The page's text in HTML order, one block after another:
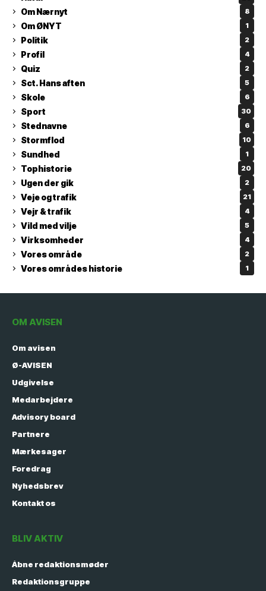
Om Nærnyt 8
Om ØNYT 1
Politik 2
Profil 4
Quiz 2
Sct. Hans aften 5
Skole 6
Sport 30
Stednavne 6
Stormflod 10
Sundhed 1
Tophistorie 20
Ugen der gik 2
Veje og trafik 21
Vejr & trafik 4
Vild med vilje 5
Virksomheder 4
Vores område 2
Vores områdes historie 1
OM AVISEN
Om avisen
Ø-AVISEN
Udgivelse
Medarbejdere
Advisory board
Partnere
Mærkesager
Foredrag
Nyhedsbrev
Kontakt os
BLIV AKTIV
Åbne redaktionsmøder
Redaktionsgruppe